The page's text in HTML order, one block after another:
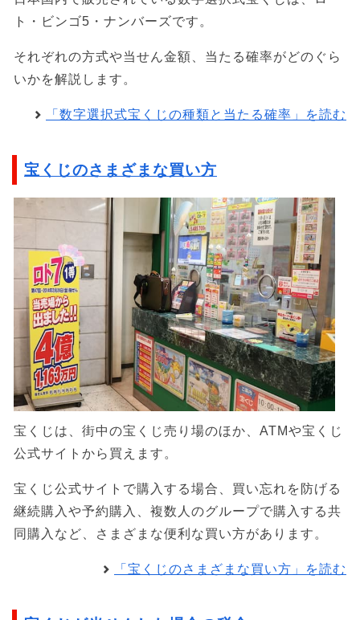
ト・ビンゴ5・ナンバーズです。
それぞれの方式や当せん金額、当たる確率がどのぐら
いかを解説します。
「数字選択式宝くじの種類と当たる確率」を読む
宝くじのさまざまな買い方
宝くじは、街中の宝くじ売り場のほか、ATMや宝くじ
公式サイトから買えます。
宝くじ公式サイトで購入する場合、買い忘れを防げる
継続購入や予約購入、複数人のグループで購入する共
同購入など、さまざまな便利な買い方があります。
「宝くじのさまざまな買い方」を読む